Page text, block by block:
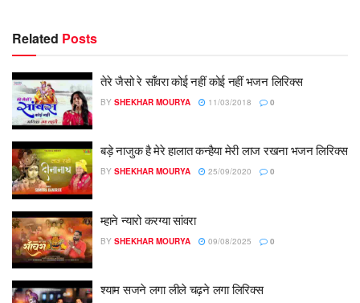
Related Posts
तेरे जैसो रे साँवरा कोई नहीं कोई नहीं भजन लिरिक्स
BY SHEKHAR MOURYA 11/03/2018 0
बड़े नाजुक है मेरे हालात कन्हैया मेरी लाज रखना भजन लिरिक्स
BY SHEKHAR MOURYA 25/09/2020 0
म्हाने न्यारो करग्या सांवरा
BY SHEKHAR MOURYA 09/08/2025 0
श्याम सजने लगा लीले चढ़ने लगा लिरिक्स